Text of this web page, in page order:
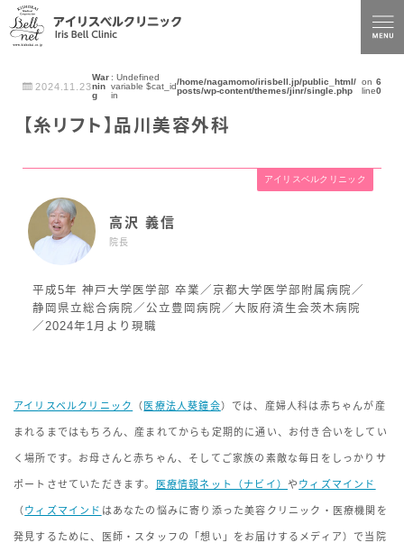
2024.11.23
War
nin
g
: Undefined
variable $cat_id
in
/home/nagamomo/irisbell.jp/public_html/
posts/wp-content/themes/jinr/single.php
on
line
6
0
【糸リフト】品川美容外科
アイリスベルクリニック
高沢 義信
院長
平成5年 神戸大学医学部 卒業／京都大学医学部附属病院／
静岡県立総合病院／公立豊岡病院／大阪府済生会茨木病院
／2024年1月より現職
アイリスベルクリニック （ 医療法人葵鐘会）では、産婦人科は赤ちゃんが産
まれるまではもちろん、産まれてからも定期的に通い、お付き合いをしてい
く場所です。お母さんと赤ちゃん、そしてご家族の素敵な毎日をしっかりサ
ポートさせていただきます。 医療情報ネット（ナビイ） や ウィズマインド
（ ウィズマインド はあなたの悩みに寄り添った美容クリニック・医療機関を
発見するために、医師・スタッフの「想い」をお届けするメディア）で当院